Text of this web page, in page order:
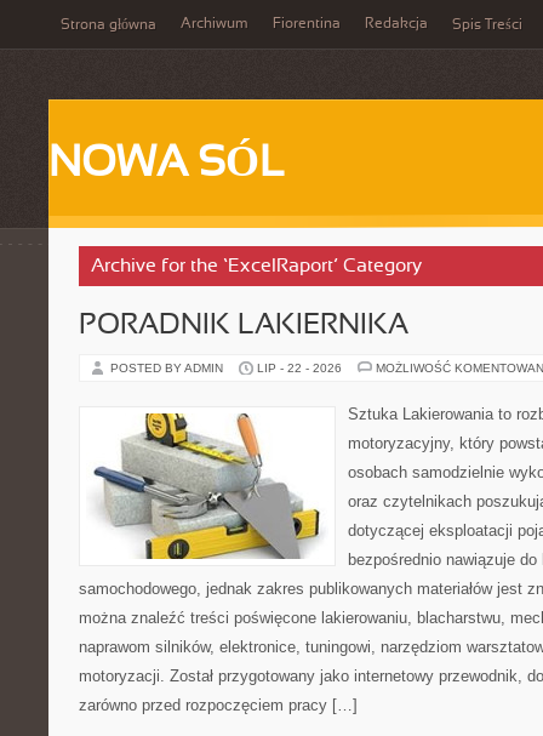
Strona główna Archiwum Fiorentina Redakcja Spis Treści
NOWA SÓL
Archive for the ‘ExcelRaport’ Category
PORADNIK LAKIERNIKA
POSTED BY ADMIN LIP - 22 - 2026 MOŻLIWOŚĆ
Sztuka Lakierowania to
motoryzacyjny, który
osobach samodzielnie
oraz czytelnikach
dotyczącej eksploatacji
bezpośrednio nawiązuje
samochodowego, jednak zakres publikowanych materiałów jest
można znaleźć treści poświęcone lakierowaniu, blacharstwu,
naprawom silników, elektronice, tuningowi, narzędziom
motoryzacji. Został przygotowany jako internetowy przewodnik,
zarówno przed rozpoczęciem pracy […]